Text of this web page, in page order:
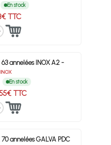
En stock
TTC
63 annelées INOX A2 -
INOX
En stock
TTC
70 annelées GALVA PDC